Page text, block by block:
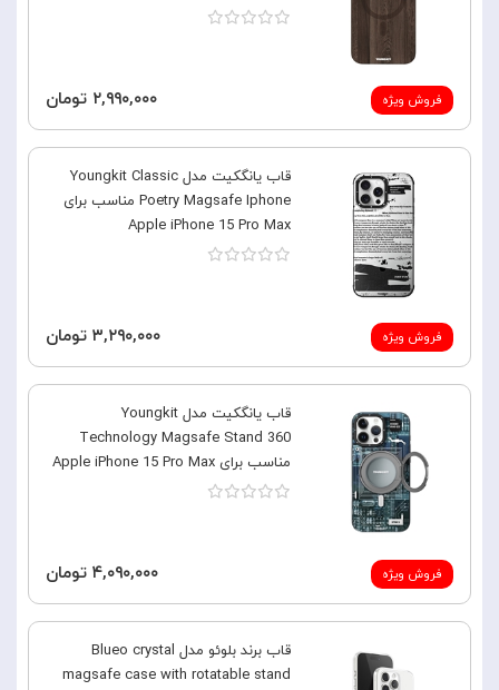
فروش ویژه ۲,۹۹۰,۰۰۰ تومان
فروش ویژه
قاب یانگکیت مدل Youngkit Classic
Poetry Magsafe Iphone مناسب برای
Apple iPhone 15 Pro Max
۳,۲۹۰,۰۰۰ تومان
فروش ویژه
قاب یانگکیت مدل Youngkit
Technology Magsafe Stand 360
مناسب برای Apple iPhone 15 Pro Max
۴,۰۹۰,۰۰۰ تومان
قاب برند بلوئو مدل Blueo crystal
magsafe case with rotatable stand